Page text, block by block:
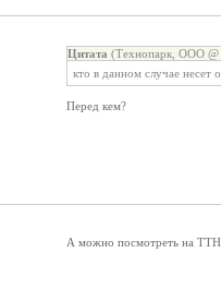
Цитата (Технопарк, ООО
кто в данном случае несет
Перед кем?
А можно посмотреть на